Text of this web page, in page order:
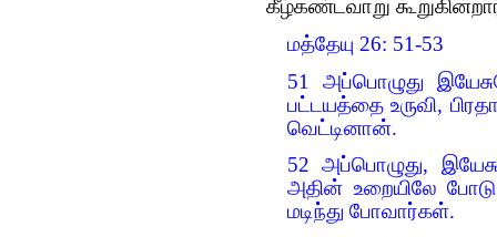
கீழ்கண்டவாறு
மத்தேயு 26: 51-53
51 அப்பொழுது
பட்டயத்தை உருவி,
வெட்டினான்.
52 அப்பொழுது,
அதின் உறையிலே
மடிந்து போவார்கள்.